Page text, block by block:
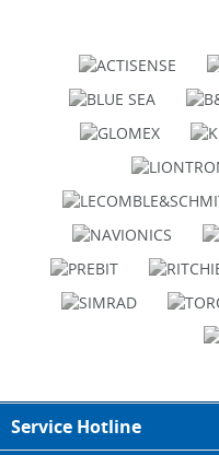
Service Hotline